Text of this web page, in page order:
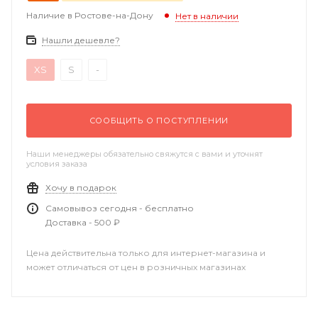
Наличие в Ростове-на-Дону Нет в наличии
Нашли дешевле?
XS S -
СООБЩИТЬ О ПОСТУПЛЕНИИ
Наши менеджеры обязательно свяжутся с вами и уточнят
условия заказа
Хочу в подарок
Самовывоз сегодня - бесплатно
Доставка - 500 ₽
Цена действительна только для интернет-магазина и
может отличаться от цен в розничных магазинах